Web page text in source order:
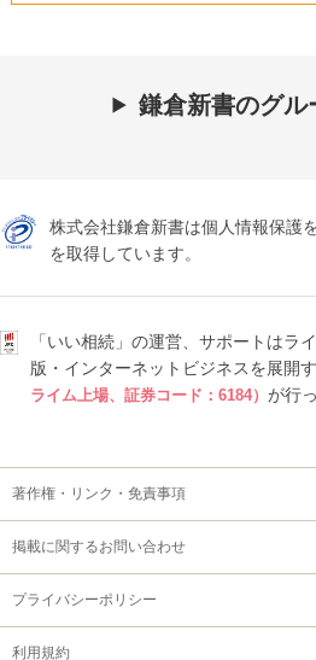
鎌倉新書のグル
株式会社鎌倉新書は個人情報保護
を取得しています。
「いい相続」の運営、サポートはラ
版・インターネットビジネスを展開
ライム上場、証券コード：6184） が行
著作権・リンク・免責事項
掲載に関するお問い合わせ
プライバシーポリシー
利用規約